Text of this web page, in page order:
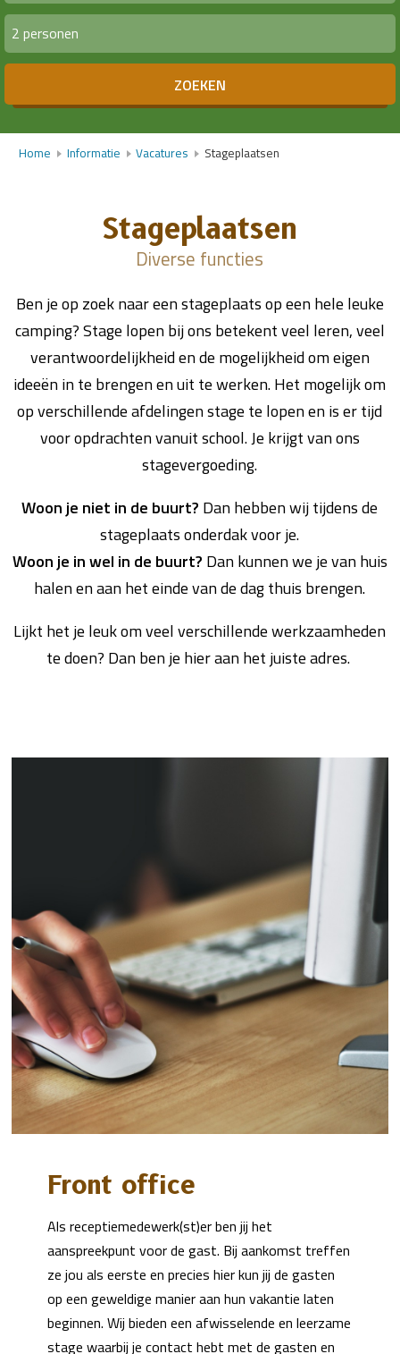
2 personen
ZOEKEN
Home Informatie Vacatures Stageplaatsen
Stageplaatsen
Diverse functies
Ben je op zoek naar een stageplaats op een hele leuke
camping? Stage lopen bij ons betekent veel leren, veel
verantwoordelijkheid en de mogelijkheid om eigen
ideeën in te brengen en uit te werken. Het mogelijk om
op verschillende afdelingen stage te lopen en is er tijd
voor opdrachten vanuit school. Je krijgt van ons
stagevergoeding.
Woon je niet in de buurt? Dan hebben wij tijdens de
stageplaats onderdak voor je.
Woon je in wel in de buurt? Dan kunnen we je van huis
halen en aan het einde van de dag thuis brengen.
Lijkt het je leuk om veel verschillende werkzaamheden
te doen? Dan ben je hier aan het juiste adres.
Front office
Als receptiemedewerk(st)er ben jij het
aanspreekpunt voor de gast. Bij aankomst treffen
ze jou als eerste en precies hier kun jij de gasten
op een geweldige manier aan hun vakantie laten
beginnen. Wij bieden een afwisselende en leerzame
stage waarbij je contact hebt met de gasten en